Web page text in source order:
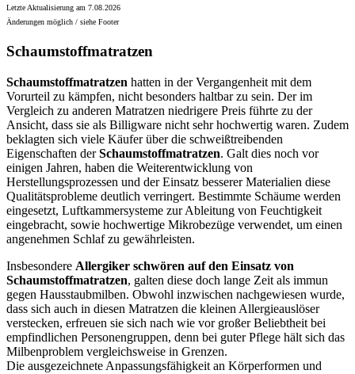
Letzte Aktualisierung am 7.08.2026
Änderungen möglich / siehe Footer
Schaumstoffmatratzen
Schaumstoffmatratzen hatten in der Vergangenheit mit dem
Vorurteil zu kämpfen, nicht besonders haltbar zu sein. Der im
Vergleich zu anderen Matratzen niedrigere Preis führte zu der
Ansicht, dass sie als Billigware nicht sehr hochwertig waren. Zudem
beklagten sich viele Käufer über die schweißtreibenden
Eigenschaften derSchaumstoffmatratzen. Galt dies noch vor
einigen Jahren, haben die Weiterentwicklung von
Herstellungsprozessen und der Einsatz besserer Materialien diese
Qualitätsprobleme deutlich verringert. Bestimmte Schäume werden
eingesetzt, Luftkammersysteme zur Ableitung von Feuchtigkeit
eingebracht, sowie hochwertige Mikrobezüge verwendet, um einen
angenehmen Schlaf zu gewährleisten.
Insbesondere Allergiker schwören auf den Einsatz von
Schaumstoffmatratzen, galten diese doch lange Zeit als immun
gegen Hausstaubmilben. Obwohl inzwischen nachgewiesen wurde,
dass sich auch in diesen Matratzen die kleinen Allergieauslöser
verstecken, erfreuen sie sich nach wie vor großer Beliebtheit bei
empfindlichen Personengruppen, denn bei guter Pflege hält sich das
Milbenproblem vergleichsweise in Grenzen.
Die ausgezeichnete Anpassungsfähigkeit an Körperformen und